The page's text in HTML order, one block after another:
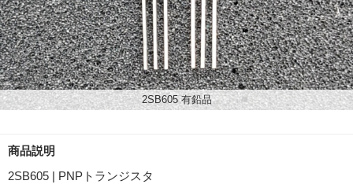
2SB605 有鉛品
商品説明
2SB605 | PNPトランジスタ